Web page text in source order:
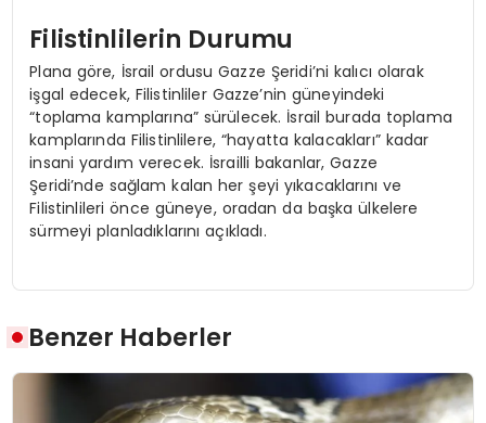
Filistinlilerin Durumu
Plana göre, İsrail ordusu Gazze Şeridi’ni kalıcı olarak
işgal edecek, Filistinliler Gazze’nin güneyindeki
“toplama kamplarına” sürülecek. İsrail burada toplama
kamplarında Filistinlilere, “hayatta kalacakları” kadar
insani yardım verecek. İsrailli bakanlar, Gazze
Şeridi’nde sağlam kalan her şeyi yıkacaklarını ve
Filistinlileri önce güneye, oradan da başka ülkelere
sürmeyi planladıklarını açıkladı.
Benzer Haberler